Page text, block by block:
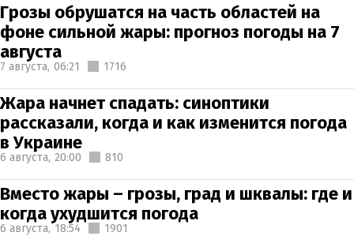
Грозы обрушатся на часть областей на
фоне сильной жары: прогноз погоды на 7
августа
7 августа, 06:21 1716
Жара начнет спадать: синоптики
рассказали, когда и как изменится погода
в Украине
6 августа, 20:00 810
Вместо жары – грозы, град и шквалы: где и
когда ухудшится погода
6 августа, 18:54 1901